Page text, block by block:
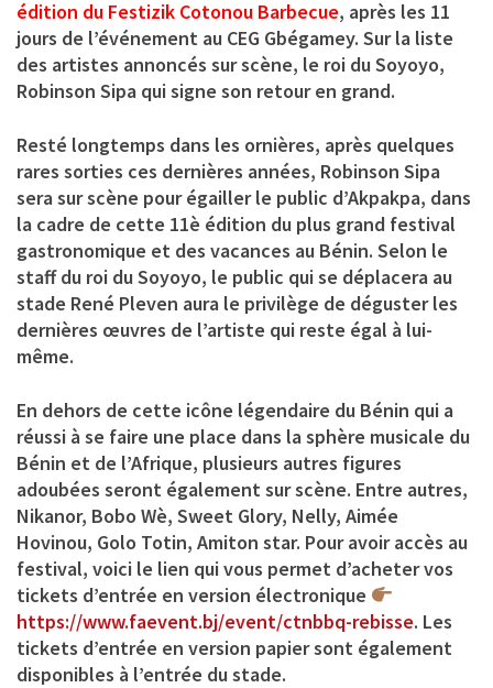
édition du Festizik Cotonou Barbecue, après les 11
jours de l’événement au CEG Gbégamey. Sur la liste
des artistes annoncés sur scène, le roi du Soyoyo,
Robinson Sipa qui signe son retour en grand.
Resté longtemps dans les ornières, après quelques
rares sorties ces dernières années, Robinson Sipa
sera sur scène pour égailler le public d’Akpakpa, dans
la cadre de cette 11è édition du plus grand festival
gastronomique et des vacances au Bénin. Selon le
staff du roi du Soyoyo, le public qui se déplacera au
stade René Pleven aura le privilège de déguster les
dernières œuvres de l’artiste qui reste égal à lui-
même.
En dehors de cette icône légendaire du Bénin qui a
réussi à se faire une place dans la sphère musicale du
Bénin et de l’Afrique, plusieurs autres figures
adoubées seront également sur scène. Entre autres,
Nikanor, Bobo Wè, Sweet Glory, Nelly, Aimée
Hovinou, Golo Totin, Amiton star. Pour avoir accès au
festival, voici le lien qui vous permet d’acheter vos
tickets d’entrée en version électronique
https://www.faevent.bj/event/ctnbbq-rebisse. Les
tickets d’entrée en version papier sont également
disponibles à l’entrée du stade.